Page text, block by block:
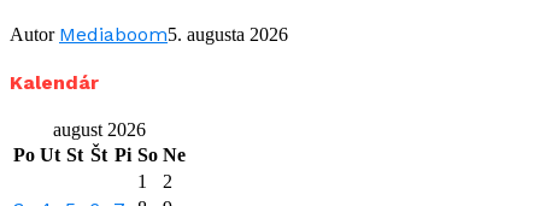
Autor Mediaboom5. augusta 2026
Kalendár
august 2026
Po Ut St Št Pi So Ne
1
2